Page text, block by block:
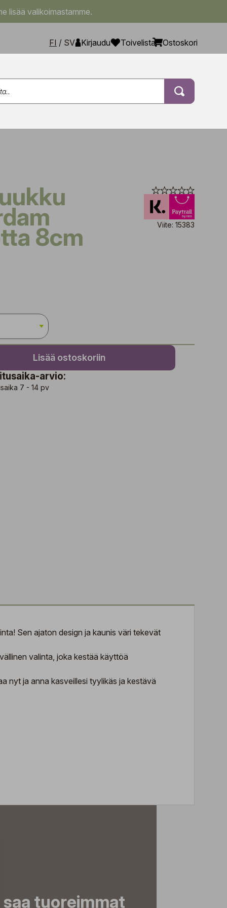
lisää valikoimastamme.
FI / SV Kirjaudu Toivelista Ostoskori
8cm Viite: 15383
Lisää ostoskoriin
arvio:
7 - 14 pv
Sen ajaton design ja kaunis väri tekevät
valinta, joka kestää käyttöä
nyt ja anna kasveillesi tyylikäs ja kestävä
tuoreimmat